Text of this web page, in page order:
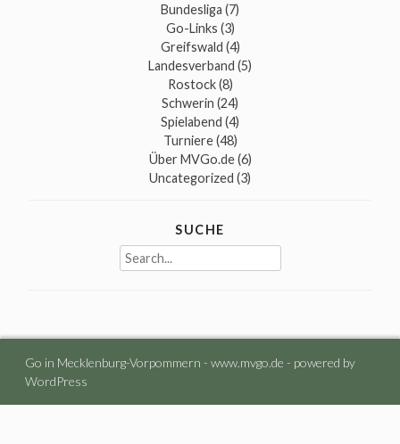
Bundesliga (7)
Go-Links (3)
Greifswald (4)
Landesverband (5)
Rostock(8)
Schwerin (24)
Spielabend (4)
Turniere(48)
Über MVGo.de(6)
Uncategorized (3)
SUCHE
Search
for:
Go in Mecklenburg-Vorpommern - www.mvgo.de - powered by
WordPress